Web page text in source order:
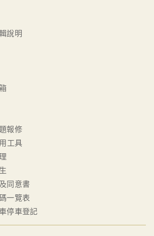
說明
報修
工具
同意書
一覽表
停車登記